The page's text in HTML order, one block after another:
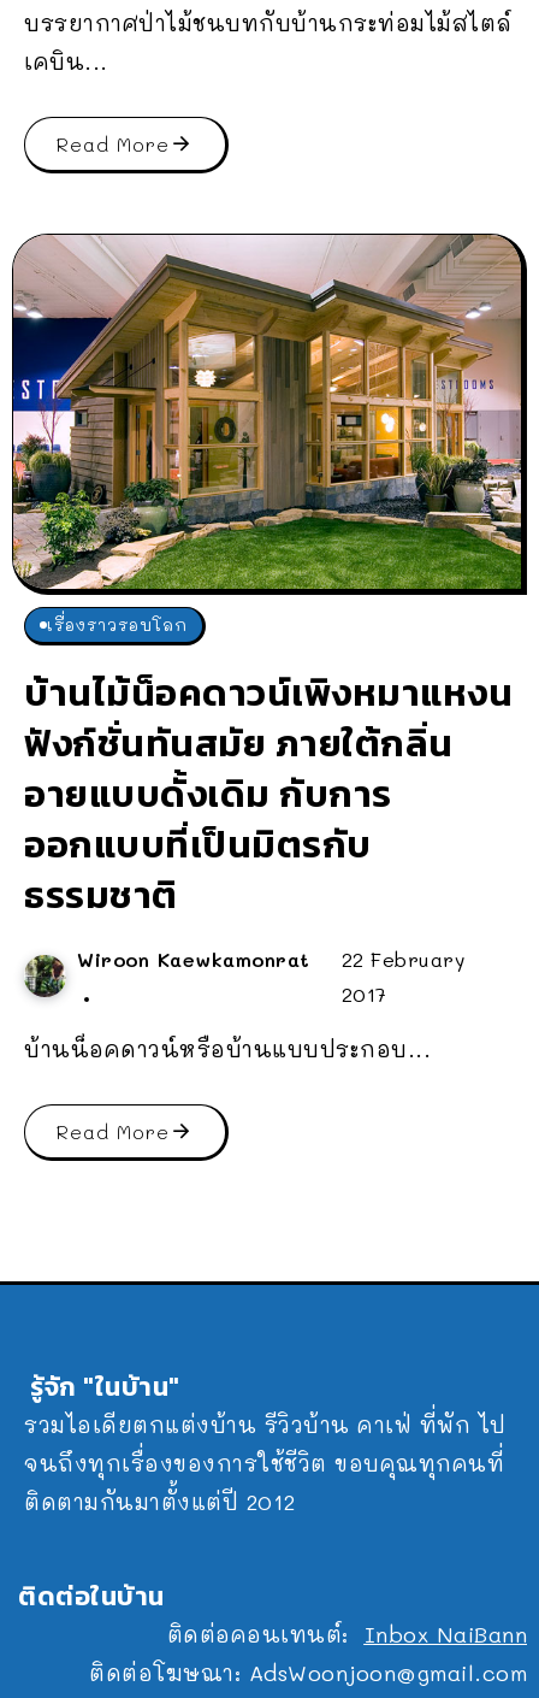
บรรยากาศป่าไม้ชนบทกับบ้านกระท่อมไม้สไตล์
เคบิน...
Read More
เรื่องราวรอบโลก
บ้านไม้น็อคดาวน์เพิงหมาแหงน
ฟังก์ชั่นทันสมัย ภายใต้กลิ่น
อายแบบดั้งเดิม กับการ
ออกแบบที่เป็นมิตรกับ
ธรรมชาติ
Wiroon Kaewkamonrat
22 February
2017
บ้านน็อคดาวน์หรือบ้านแบบประกอบ...
Read More
รู้จัก "ในบ้าน"
รวมไอเดียตกแต่งบ้าน รีวิวบ้าน คาเฟ่ ที่พัก ไป
จนถึงทุกเรื่องของการใช้ชีวิต ขอบคุณทุกคนที่
ติดตามกันมาตั้งแต่ปี 2012
ติดต่อในบ้าน
ติดต่อคอนเทนต์: Inbox NaiBann
ติดต่อโฆษณา: AdsWoonjoon@gmail.com